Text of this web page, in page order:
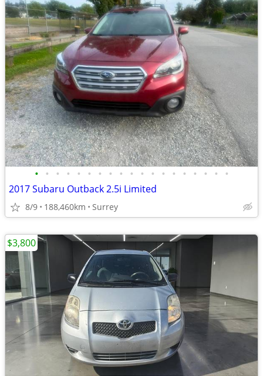
• • • • • • • • • • • • • • • • • • •
2017 Subaru Outback 2.5i Limited
8/9 188,460km Surrey
$3,800